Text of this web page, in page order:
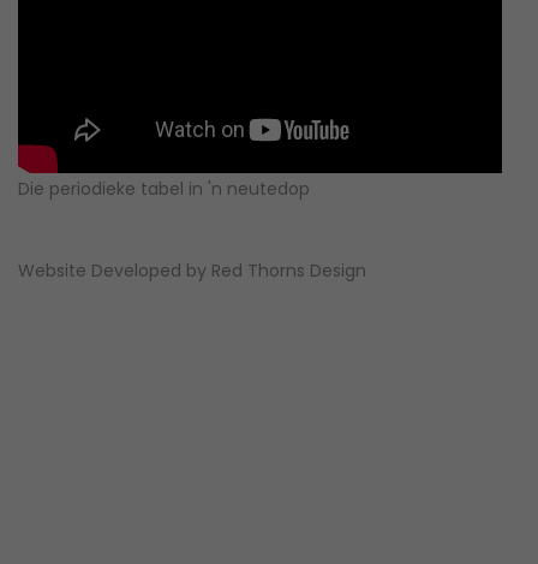
Die periodieke tabel in 'n neutedop
Website Developed by Red Thorns Design